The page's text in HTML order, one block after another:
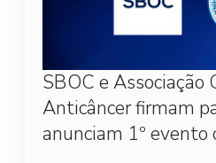
SBOC e Associação
Anticâncer firmam
anunciam 1º evento